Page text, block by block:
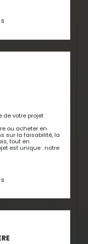
de votre projet
ou acheter en
sur la faisabilité, la
tout en
est unique : notre